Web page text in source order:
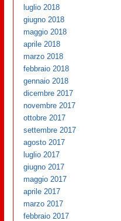
luglio 2018
giugno 2018
maggio 2018
aprile 2018
marzo 2018
febbraio 2018
gennaio 2018
dicembre 2017
novembre 2017
ottobre 2017
settembre 2017
agosto 2017
luglio 2017
giugno 2017
maggio 2017
aprile 2017
marzo 2017
febbraio 2017